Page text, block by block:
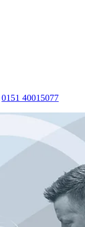
0151 40015077